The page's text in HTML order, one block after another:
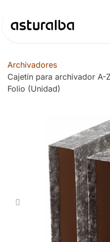
Archivadores
Cajetín para archivador
Folio (Unidad)